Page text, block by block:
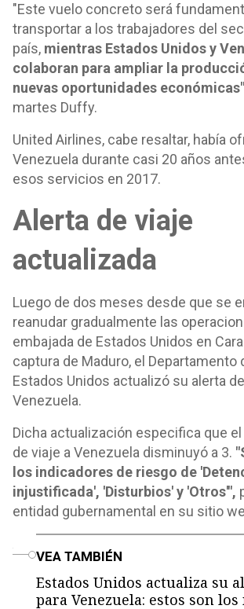
"Este vuelo concreto será
transportar a los trabajadores del
país, mientras Estados Unidos y
colaboran para ampliar la
nuevas oportunidades
martes Duffy.
United Airlines, cabe resaltar, había
Venezuela durante casi 20 años
esos servicios en 2017.
Alerta de viaje
actualizada
Luego de dos meses desde que se
reanudar gradualmente las
embajada de Estados Unidos en
captura de Maduro, el Departamento
Estados Unidos actualizó su alerta
Venezuela.
Dicha actualización especifica que
de viaje a Venezuela disminuyó a 3.
los indicadores de riesgo de
injustificada', 'Disturbios' y 'Otros'",
entidad gubernamental en su sitio
VEA TAMBIÉN
Estados Unidos actualiza su
para Venezuela: estos son los